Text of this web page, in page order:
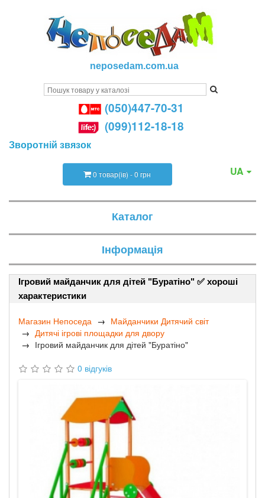
neposedam.com.ua
(050)447-70-31
(099)112-18-18
Зворотній звязок
UA
0 товар(ів) - 0 грн
Каталог
Інформація
Ігровий майданчик для дітей "Буратіно" ✅ хороші
характеристики
Магазин Непоседа
Майданчики Дитячий світ
Дитячі ігрові площадки для двору
Ігровий майданчик для дітей "Буратіно"
0 відгуків